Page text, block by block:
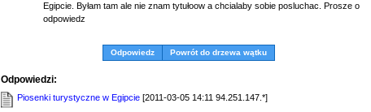
Egipcie. Byłam tam ale nie znam tytułoow a chcialaby sobie posluchac. Prosze o
odpowiedz
Odpowiedz Powrót do drzewa wątku
Odpowiedzi:
Piosenki turystyczne w Egipcie [2011-03-05 14:11 94.251.147.*]